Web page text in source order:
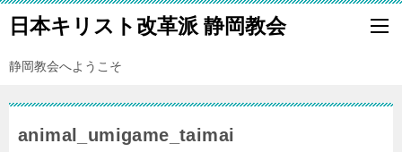
日本キリスト改革派 静岡教会
静岡教会へようこそ
animal_umigame_taimai